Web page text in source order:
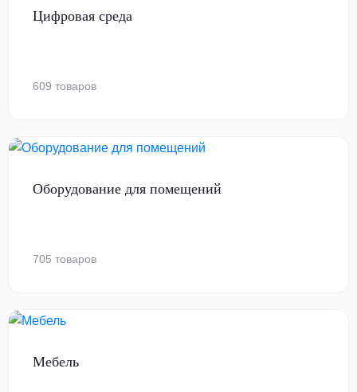
Цифровая среда
609 товаров
Оборудование для помещений
705 товаров
Мебель